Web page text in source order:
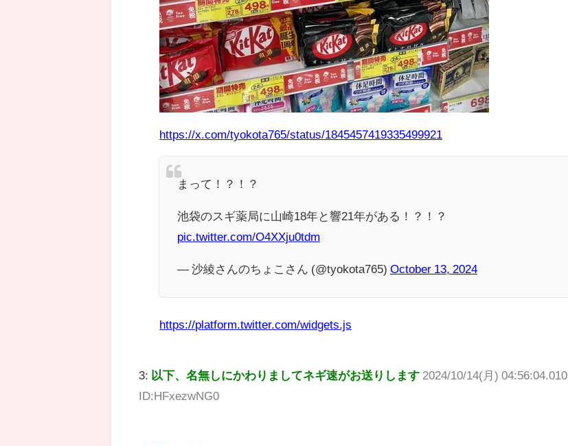
https://x.com/tyokota765/status/1845457419335499921
まって！？！？
池袋のスギ薬局に山崎18年と響21年がある！？！？
pic.twitter.com/O4XXju0tdm
— 沙綾さんのちょこさん (@tyokota765) October 13, 2024
https://platform.twitter.com/widgets.js
3: 以下、名無しにかわりましてネギ速がお送りします 2024/10/14(月) 04:56:04.010
ID:HFxezwNG0